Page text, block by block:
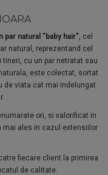
par natural "baby hair" , cel
natural, reprezentand cel
tineri, cu un par netratat sau
este colectat, sortat
de viata cat mai indelungat
ori, si valorificat in
mai ales in cazul extensiilor
fiecare client la primirea
de calitate.